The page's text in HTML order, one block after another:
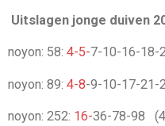
Uitslagen jonge duiven
noyon: 58: 4-5-7-10-16-18-
noyon: 89: 4-8-9-10-17-
noyon: 252: 16-36-78-98